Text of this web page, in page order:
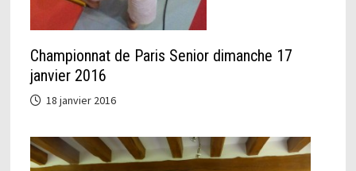
Championnat de Paris Senior dimanche 17
janvier 2016
18 janvier 2016